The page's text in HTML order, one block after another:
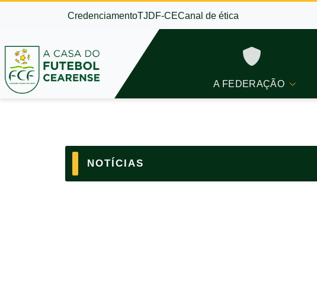
CredenciamentoTJDF-CECanal de ética
A FEDERAÇÃO
NOTÍCIAS